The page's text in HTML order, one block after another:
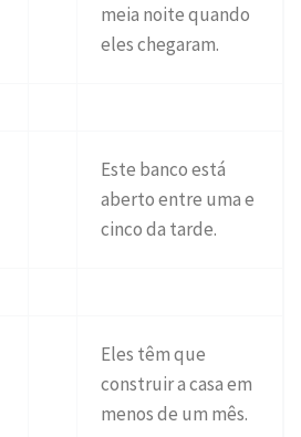
meia noite quando
eles chegaram.
Este banco está
aberto entre uma e
cinco da tarde.
Eles têm que
construir a casa em
menos de um mês.